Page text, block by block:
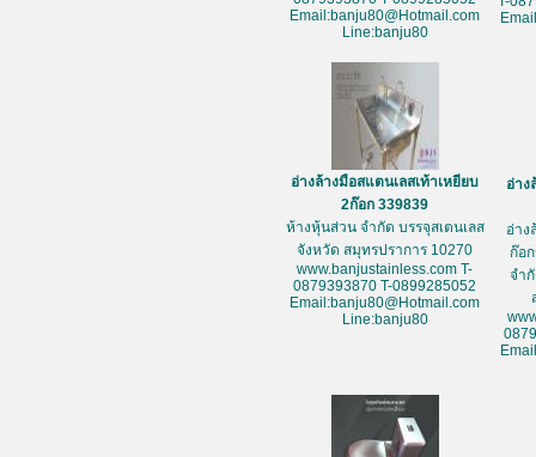
Email:banju80@Hotmail.com
Line:banju80
อ่างล้างมือสแตนเลสเท้าเหยียบ
2ก๊อก 339839
ห้างหุ้นส่วน จำกัด บรรจุสเตนเลส
จังหวัด สมุทรปราการ 10270
www.banjustainless.com T-
0879393870 T-0899285052
Email:banju80@Hotmail.com
Line:banju80
อ่าง
อ่าง
ก๊อ
จำ